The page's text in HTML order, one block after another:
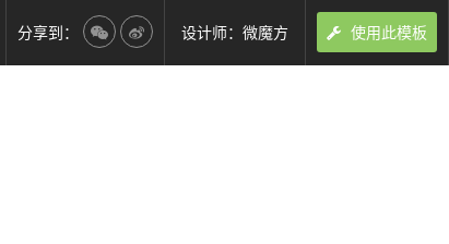
分享到： 设计师：微魔方 使用此模板